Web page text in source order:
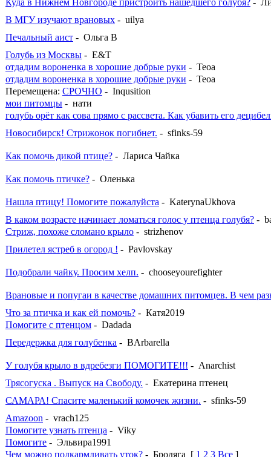
Куда в Нижнем Новгороде пристроить нашедшего голубя? -
В МГУ изучают врановых - uilya
Печальный аист - Ольга В
Голубь из Москвы - E&T
отдадим вороненка в хорошие добрые руки - Teoa
отдадим вороненка в хорошие добрые руки - Teoa
Перемещена: СРОЧНО - Inqusition
мои питомцы - нати
голубь орёт как сова прямо с рассвета. Как убавить его
Новосибирск! Стрижонок погибнет. - sfinks-59
Как помочь дикой птице? - Лариса Чайка
Как помочь птичке? - Оленька
Нашла птицу! Помогите пожалуйста - KaterynaUkhova
В каком возрасте начинает ломаться голос у птенца голубя? -
Стриж, похоже сломано крыло - strizhenov
Прилетел ястреб в огород ! - Pavlovskay
Подобрали чайку. Просим хелп. - chooseyourefighter
Врановые и попугаи в качестве домашних питомцев. В чем
Что за птичка и как ей помочь? - Катя2019
Помогите с птенцом - Dadada
Передержка для голубенка - BArbarella
У голубя крыло в вдребезги ПОМОГИТЕ!!! - Anarchist
Трясогуска . Выпуск на Свободу. - Екатерина птенец
САМАРА! Спасите маленький комочек жизни. - sfinks-59
Amazoon - vrach125
Помогите узнать птенца - Viky
Помогите - Эльвира1991
Чем можно подкармливать уток? - Бродяга [ 1 2 3 Все ]